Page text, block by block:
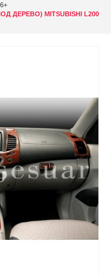
ДЕРЕВО) MITSUBISHI L200